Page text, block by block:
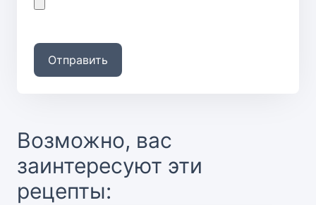
Отправить
Возможно, вас
заинтересуют эти
рецепты: